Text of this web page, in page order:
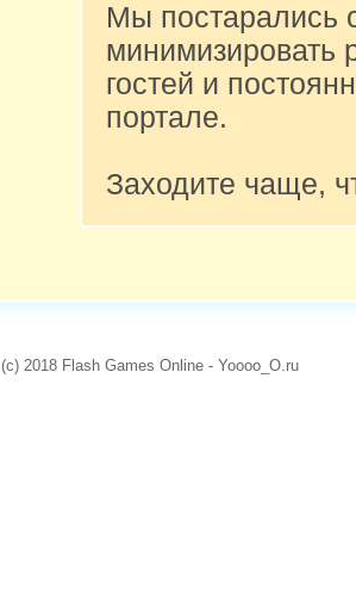
Мы постарались
минимизировать
гостей и
портале.
Заходите чаще,
(c) 2018 Flash Games Online - Yoooo_O.ru